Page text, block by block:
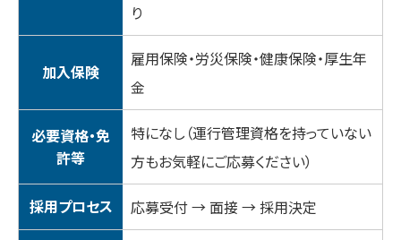
り
加入保険
雇用保険・労災保険・健康保険・厚生年
金
必要資格・免
許等
特になし（運行管理資格を持っていない
方もお気軽にご応募ください）
採用プロセス 応募受付 → 面接 → 採用決定